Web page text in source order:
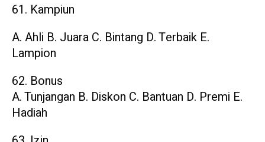
61. Kampiun
A. Ahli B. Juara C. Bintang D. Terbaik E.
Lampion
62. Bonus
A. Tunjangan B. Diskon C. Bantuan D. Premi E.
Hadiah